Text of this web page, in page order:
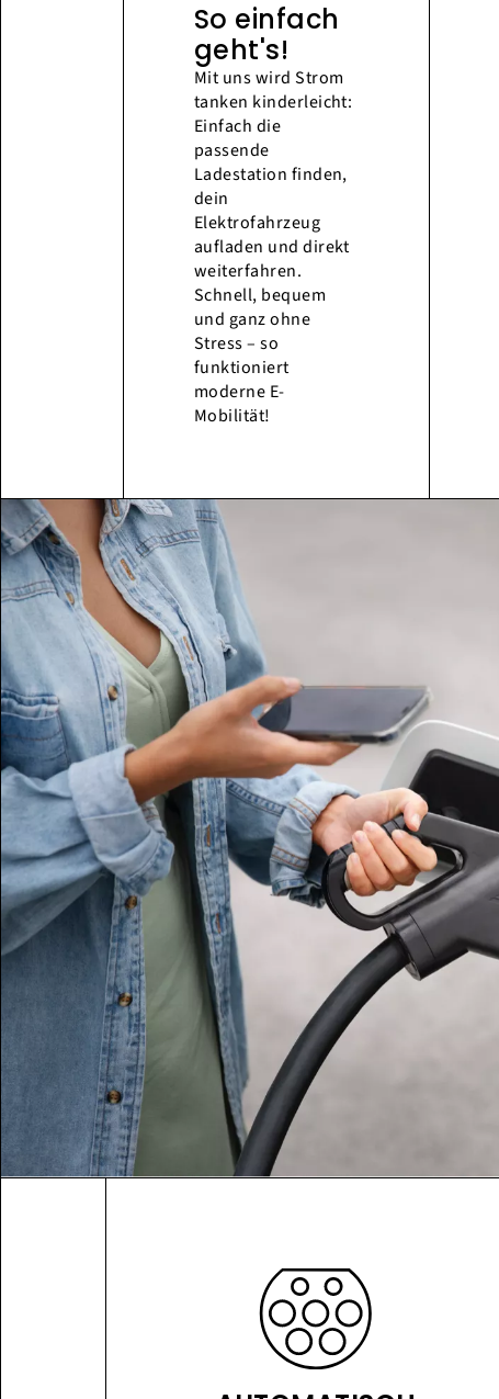
So einfach
geht's!
Mit uns wird Strom
tanken kinderleicht:
Einfach die
passende
Ladestation finden,
dein
Elektrofahrzeug
aufladen und direkt
weiterfahren.
Schnell, bequem
und ganz ohne
Stress – so
funktioniert
moderne E-
Mobilität!